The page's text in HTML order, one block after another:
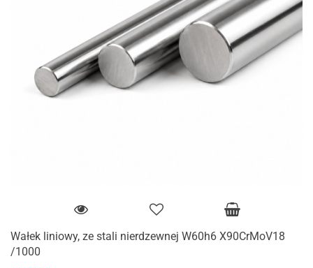
Wałek liniowy, ze stali nierdzewnej W60h6 X90CrMoV18
/1000